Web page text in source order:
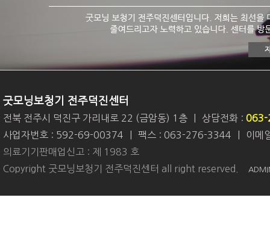
굿모닝보청기 전주덕진센터
전북 전주시 덕진구 가리내로 22 (금암동) 1층 상담전화 : 063-
사업자번호 : 592-69-00374
팩스 : 063-276-3344
이메
의료기기판매업신고 : 제 1983 호
Copyright 굿모닝보청기 전주덕진센터 all right reserved.